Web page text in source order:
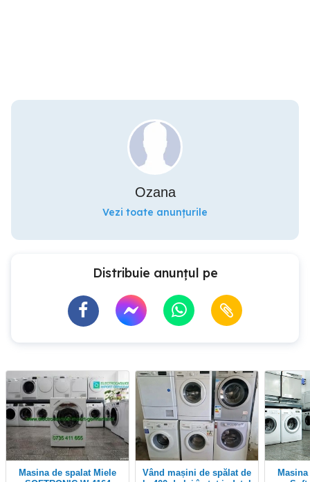
Ozana
Vezi toate anunțurile
Distribuie anunțul pe
Masina de spalat Miele
Vând mașini de spălat de
Masina de spalat Miele